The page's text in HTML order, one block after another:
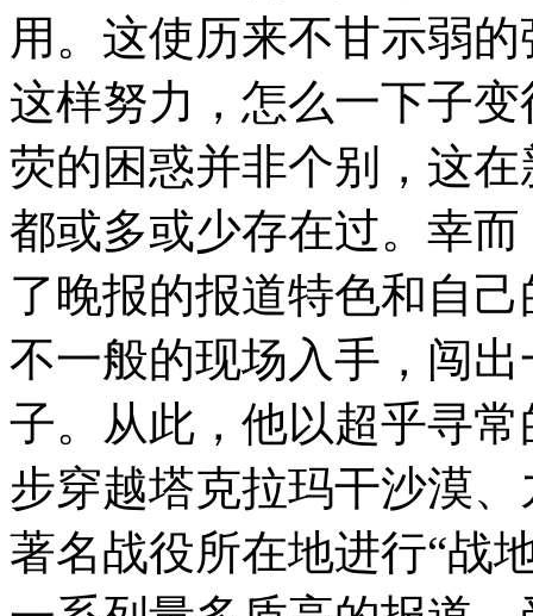
用。这使历来不甘示弱
这样努力，怎么一下子
荧的困惑并非个别，这
都或多或少存在过。幸
了晚报的报道特色和自
不一般的现场入手，闯
子。从此，他以超乎寻
步穿越塔克拉玛干沙漠
著名战役所在地进行“战